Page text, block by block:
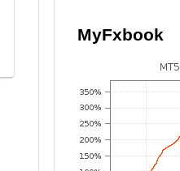
MyFxbook